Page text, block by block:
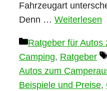
Fahrzeugart
Denn … Weiterlesen
Kategorien
Ratgeber für Autos
Camping, Ratgeber
Autos zum
Beispiele und Preise,